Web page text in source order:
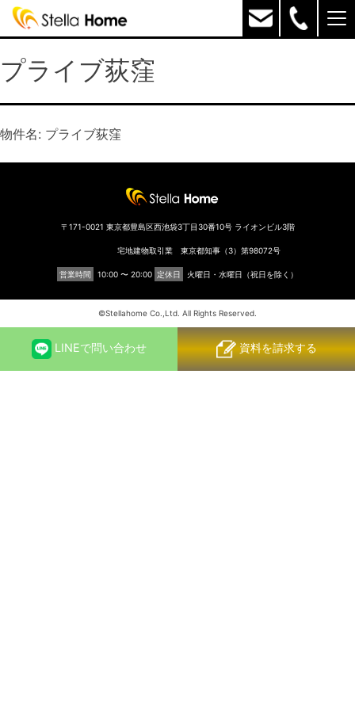
プライブ荻窪
物件名: プライブ荻窪
〒171-0021 東京都豊島区西池袋3丁目30番10号 ライオンビル3階
宅地建物取引業 東京都知事（3）第98072号
営業時間 10:00 〜 20:00 定休日 火曜日・水曜日（祝日を除く）
©︎Stellahome Co.,Ltd. All Rights Reserved.
LINEで問い合わせ 資料を請求する